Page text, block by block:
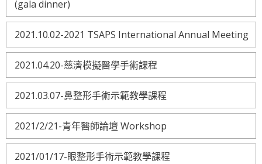
(gala dinner)
2021.10.02-2021 TSAPS International Annual Meeting
2021.04.20-慈濟模擬醫學手術課程
2021.03.07-鼻整形手術示範教學課程
2021/2/21-青年醫師論壇 Workshop
2021/01/17-眼整形手術示範教學課程